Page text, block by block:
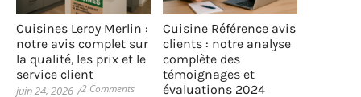
Cuisines Leroy Merlin :
notre avis complet sur
la qualité, les prix et le
service client
juin 24, 2026 /2 Comments
Cuisine Référence avis
clients : notre analyse
complète des
témoignages et
évaluations 2024